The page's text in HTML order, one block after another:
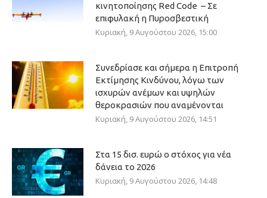
κινητοποίησης Red Code – Σε
επιφυλακή η Πυροσβεστική
Κυριακή, 9 Αυγούστου 2026, 15:00
Συνεδρίασε και σήμερα η Επιτροπή
Εκτίμησης Κινδύνου, λόγω των
ισχυρών ανέμων και υψηλών
θεροκρασιών που αναμένονται
Κυριακή, 9 Αυγούστου 2026, 14:51
Στα 15 δισ. ευρώ ο στόχος για νέα
δάνεια το 2026
Κυριακή, 9 Αυγούστου 2026, 14:48